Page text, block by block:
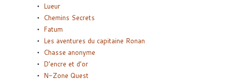
Lueur
Chemins Secrets
Fatum
Les aventures du capitaine Ronan
Chasse anonyme
D’encre et d’or
N-Zone Quest